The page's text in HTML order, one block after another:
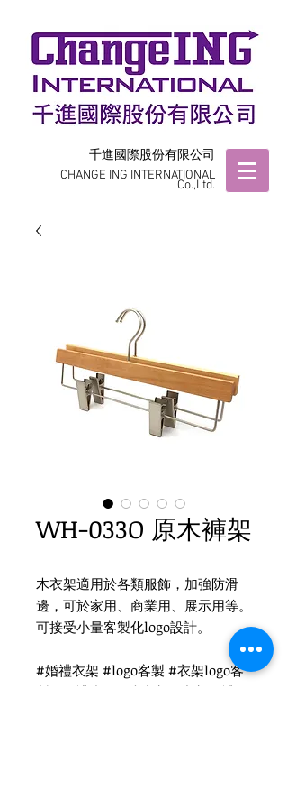
千進國際股份有限公司
CHANGE ING INTERNATIONAL
Co.,Ltd.
WH-033O 原木褲架
木衣架適用於各類服飾，加強防滑
邊，可於家用、商業用、展示用等。
可接受小量客製化logo設計。
#婚禮衣架 #logo客製 #衣架logo客
製 #婚禮小物 #木衣架 #衣架 #禮品